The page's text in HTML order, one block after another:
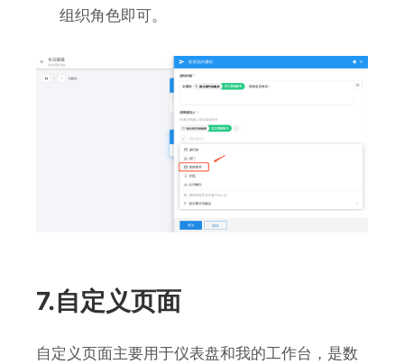
组织角色即可。
7.自定义页面
自定义页面主要用于仪表盘和我的工作台，是数